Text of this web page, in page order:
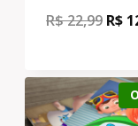
R$22,99 R$